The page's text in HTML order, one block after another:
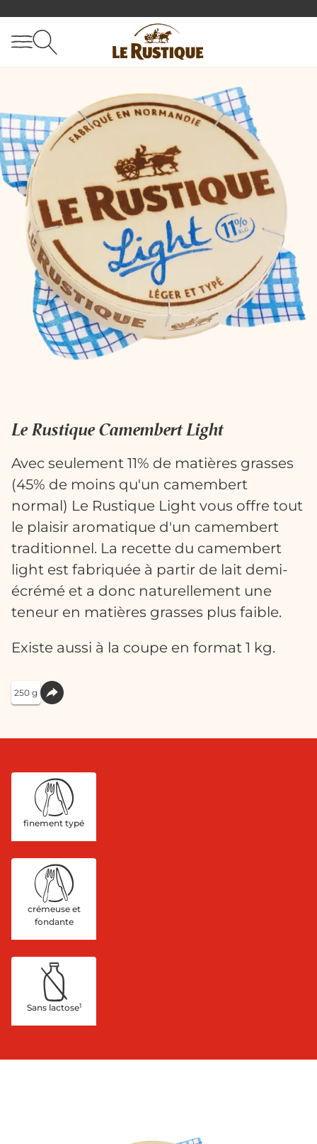
Le Rustique Camembert Light
Avec seulement 11% de matières grasses
(45% de moins qu'un camembert
normal) Le Rustique Light vous offre tout
le plaisir aromatique d'un camembert
traditionnel. La recette du camembert
light est fabriquée à partir de lait demi-
écrémé et a donc naturellement une
teneur en matières grasses plus faible.
Existe aussi à la coupe en format 1 kg.
250 g
finement typé
crémeuse et
fondante
Sans lactose1